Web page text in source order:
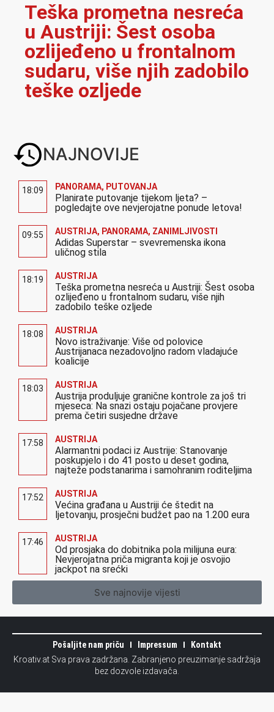
Teška prometna nesreća
u Austriji: Šest osoba
ozlijeđeno u frontalnom
sudaru, više njih zadobilo
teške ozljede
NAJNOVIJE
18:09 PANORAMA, PUTOVANJA
Planirate putovanje tijekom ljeta? –
pogledajte ove nevjerojatne ponude letova!
09:55 AUSTRIJA, PANORAMA, ZANIMLJIVOSTI
Adidas Superstar – svevremenska ikona
uličnog stila
18:19 AUSTRIJA
Teška prometna nesreća u Austriji: Šest osoba
ozlijeđeno u frontalnom sudaru, više njih
zadobilo teške ozljede
18:08 AUSTRIJA
Novo istraživanje: Više od polovice
Austrijanaca nezadovoljno radom vladajuće
koalicije
18:03 AUSTRIJA
Austrija produljuje granične kontrole za još tri
mjeseca: Na snazi ostaju pojačane provjere
prema četiri susjedne države
17:58 AUSTRIJA
Alarmantni podaci iz Austrije: Stanovanje
poskupjelo i do 41 posto u deset godina,
najteže podstanarima i samohranim roditeljima
17:52 AUSTRIJA
Većina građana u Austriji će štedit na
ljetovanju, prosječni budžet pao na 1.200 eura
17:46 AUSTRIJA
Od prosjaka do dobitnika pola milijuna eura:
Nevjerojatna priča migranta koji je osvojio
jackpot na srećki
Sve najnovije vijesti
Pošaljite nam priču Impressum
Kontakt
Kroativ.at Sva prava zadržana. Zabranjeno preuzimanje sadržaja
bez dozvole izdavača.